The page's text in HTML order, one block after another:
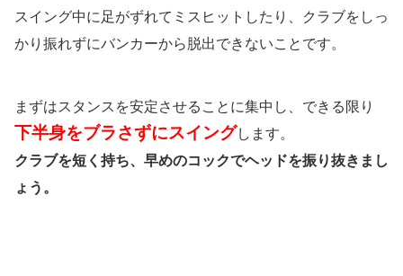
スイング中に足がずれてミスヒットしたり、クラブをしっ
かり振れずにバンカーから脱出できないことです。
まずはスタンスを安定させることに集中し、できる限り
下半身をブラさずにスイングします。
クラブを短く持ち、早めのコックでヘッドを振り抜きまし
ょう。